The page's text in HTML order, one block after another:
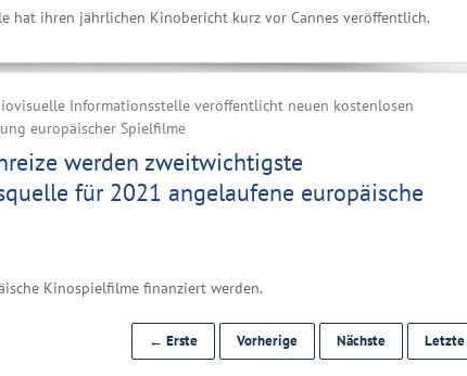
hat ihren jährlichen Kinobericht kurz vor Cannes veröffentlich.
Informationsstelle veröffentlicht neuen kostenlosen
europäischer Spielfilme
werden zweitwichtigste
für 2021 angelaufene europäische
Kinospielfilme finanziert werden.
← Erste Vorherige Nächste